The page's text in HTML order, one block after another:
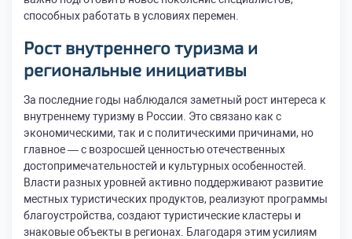
способных работать в условиях перемен.
Рост внутреннего туризма и
региональные инициативы
За последние годы наблюдался заметный рост интереса к
внутреннему туризму в России. Это связано как с
экономическими, так и с политическими причинами, но
главное — с возросшей ценностью отечественных
достопримечательностей и культурных особенностей.
Власти разных уровней активно поддерживают развитие
местных туристических продуктов, реализуют программы
благоустройства, создают туристические кластеры и
знаковые объекты в регионах. Благодаря этим усилиям